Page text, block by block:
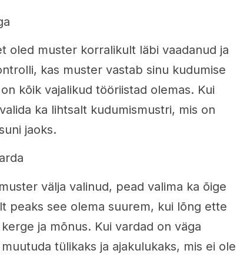
oled muster korralikult läbi vaadanud ja
kas muster vastab sinu kudumise
kõik vajalikud tööriistad olemas. Kui
ka lihtsalt kudumismustri, mis on
jaoks.
välja valinud, pead valima ka õige
peaks see olema suurem, kui lõng ette
ja mõnus. Kui vardad on väga
tülikaks ja ajakulukaks, mis ei ole